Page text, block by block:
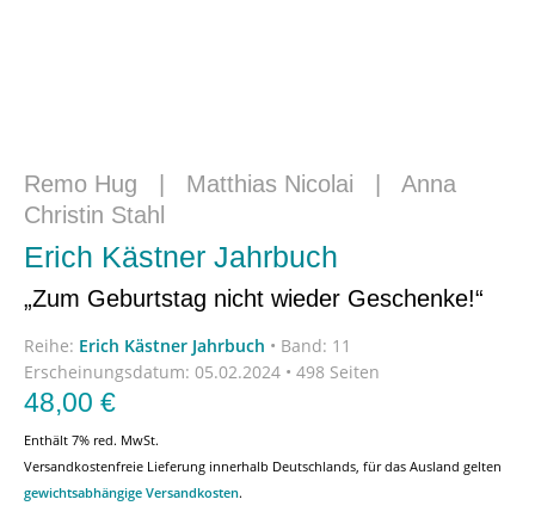
Remo Hug Matthias Nicolai
Anna
Christin Stahl
Erich Kästner Jahrbuch
„Zum Geburtstag nicht wieder Geschenke!“
Reihe: Erich Kästner Jahrbuch • Band: 11
Erscheinungsdatum: 05.02.2024 • 498 Seiten
48,00 €
Enthält 7% red. MwSt.
Versandkostenfreie Lieferung innerhalb Deutschlands, für das Ausland gelten
gewichtsabhängige Versandkosten.